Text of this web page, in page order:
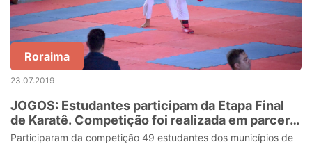
Roraima
23.07.2019
JOGOS: Estudantes participam da Etapa Final
de Karatê. Competição foi realizada em parceria
com a Federação Roraimense de Karatê
Participaram da competição 49 estudantes dos municípios de